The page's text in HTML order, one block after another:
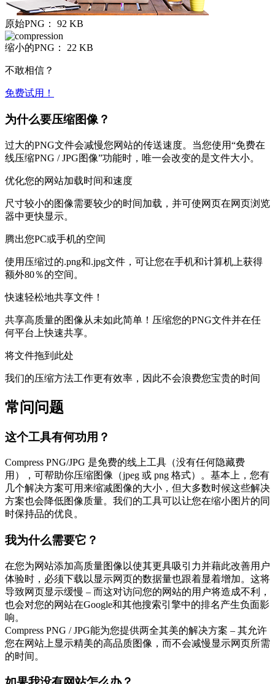
原始PNG： 92 KB
缩小的PNG： 22 KB
不敢相信？
免费试用！
为什么要压缩图像？
过大的PNG文件会减慢您网站的传送速度。当您使用“免费在
线压缩PNG / JPG图像”功能时，唯一会改变的是文件大小。
优化您的网站加载时间和速度
尺寸较小的图像需要较少的时间加载，并可使网页在网页浏览
器中更快显示。
腾出您PC或手机的空间
使用压缩过的.png和.jpg文件，可让您在手机和计算机上获得
额外80％的空间。
快速轻松地共享文件！
共享高质量的图像从未如此简单！压缩您的PNG文件并在任
何平台上快速共享。
将文件拖到此处
我们的压缩方法工作更有效率，因此不会浪费您宝贵的时间
常问问题
这个工具有何功用？
Compress PNG/JPG 是免费的线上工具（没有任何隐藏费
用），可帮助你压缩图像（jpeg 或 png 格式）。基本上，您有
几个解决方案可用来缩减图像的大小，但大多数时候这些解决
方案也会降低图像质量。我们的工具可以让您在缩小图片的同
时保持品的优良。
我为什么需要它？
在您为网站添加高质量图像以使其更具吸引力并藉此改善用户
体验时，必须下载以显示网页的数据量也跟着显着增加。这将
导致网页显示缓慢 – 而这对访问您的网站的用户将造成不利，
也会对您的网站在Google和其他搜索引擎中的排名产生负面影
响。
Compress PNG / JPG能为您提供两全其美的解决方案 – 其允许
您在网站上显示精美的高品质图像，而不会减慢显示网页所需
的时间。